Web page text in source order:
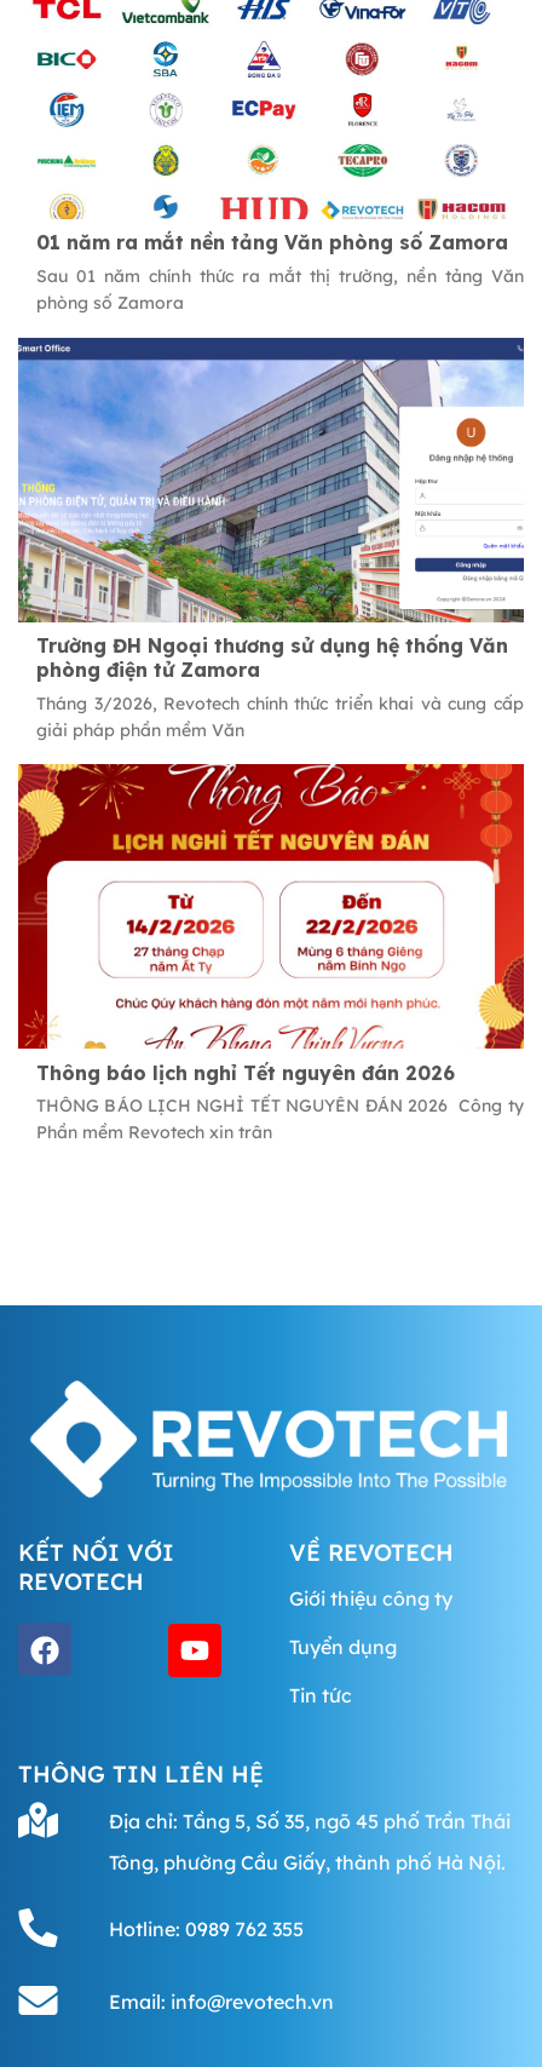
01 năm ra mắt nền tảng Văn phòng số Zamora
Sau 01 năm chính thức ra mắt thị trường, nền tảng Văn
phòng số Zamora
Trường ĐH Ngoại thương sử dụng hệ thống Văn
phòng điện tử Zamora
Tháng 3/2026, Revotech chính thức triển khai và cung cấp
giải pháp phần mềm Văn
Thông báo lịch nghỉ Tết nguyên đán 2026
THÔNG BÁO LỊCH NGHỈ TẾT NGUYÊN ĐÁN 2026 Công ty
Phần mềm Revotech xin trân
KẾT NỐI VỚI
REVOTECH
VỀ REVOTECH
Giới thiệu công ty
Tuyển dụng
Tin tức
THÔNG TIN LIÊN HỆ
Địa chỉ: Tầng 5, Số 35, ngõ 45 phố Trần Thái
Tông, phường Cầu Giấy, thành phố Hà Nội.
Hotline: 0989 762 355
Email: info@revotech.vn